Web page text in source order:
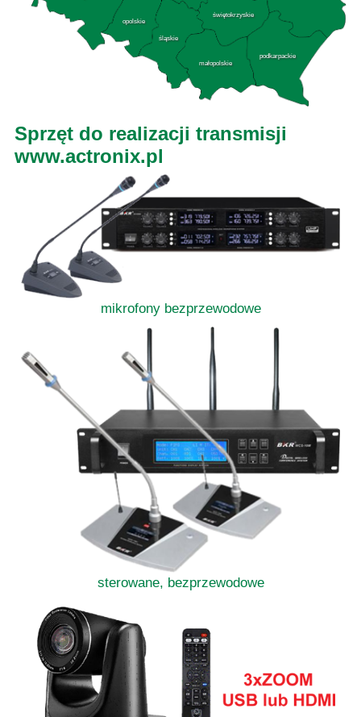
opolskie
śląskie
świętokrzyskie
małopolskie
podkarpackie
Sprzęt do realizacji transmisji
www.actronix.pl
mikrofony bezprzewodowe
sterowane, bezprzewodowe